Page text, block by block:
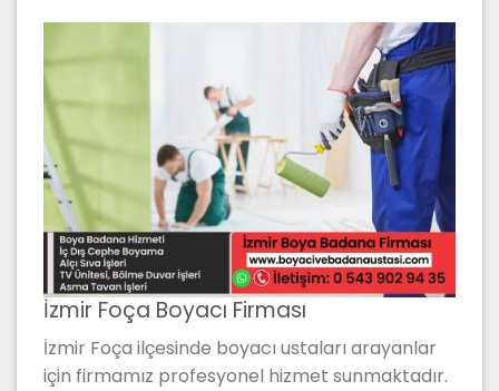
İzmir Foça Boyacı Firması
İzmir Foça ilçesinde boyacı ustaları arayanlar
için firmamız profesyonel hizmet sunmaktadır.